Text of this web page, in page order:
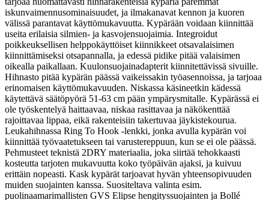
iskunvaimennusominaisuudet, ja ilmakanavat kennon ja kuoren
välissä parantavat käyttömukavuutta. Kypärään voidaan kiinnittää
useita erilaisia silmien- ja kasvojensuojaimia. Integroidut
poikkeuksellisen helppokäyttöiset kiinnikkeet otsavalaisimen
kiinnittämiseksi otsapannalla, ja edessä pidike pitää valaisimen
oikealla paikallaan. Kuulonsuojainadapterit kiinnitettävissä sivuille.
Hihnasto pitää kypärän päässä vaikeissakin työasennoissa, ja tarjoaa
erinomaisen käyttömukavuuden. Niskassa käsineetkin kädessä
käytettävä säätöpyörä 51-63 cm pään ympärysmitalle. Kypärässä ei
ole työskentelyä haittaavaa, niskaa rasittavaa ja näkökenttää
rajoittavaa lippaa, eikä rakenteisiin takertuvaa jäykistekourua.
Leukahihnassa Ring To Hook -lenkki, jonka avulla kypärän voi
kiinnittää työvaatetukseen tai varustereppuun, kun se ei ole päässä.
Pehmusteet teknistä 2DRY materiaalia, joka siirtää tehokkaasti
kosteutta tarjoten mukavuutta koko työpäivän ajaksi, ja kuivuu
erittäin nopeasti. Kask kypärät tarjoavat hyvän yhteensopivuuden
muiden suojainten kanssa. Suositeltava valinta esim.
puolinaamarimallisten GVS Elipse hengityssuojainten ja Bollé